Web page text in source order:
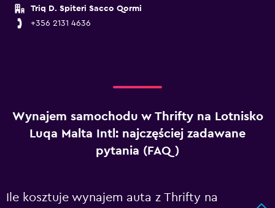
Triq D. Spiteri Sacco Qormi
+356 2131 4636
Wynajem samochodu w Thrifty na Lotnisko
Luqa Malta Intl: najczęściej zadawane
pytania (FAQ)
Ile kosztuje wynajem auta z Thrifty na